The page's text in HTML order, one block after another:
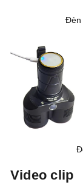
Đèn
Video clip